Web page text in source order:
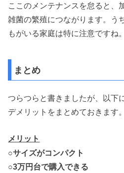
ここのメンテナンスを怠ると、
雑菌の繁殖につながります。う
もがいる家庭は特に注意ですね。
まとめ
つらつらと書きましたが、以下
デメリットをまとめておきます。
メリット
○サイズがコンパクト
○3万円台で購入できる